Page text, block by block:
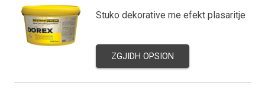
Stuko dekorative me efekt plasaritje
ZGJIDH OPSION